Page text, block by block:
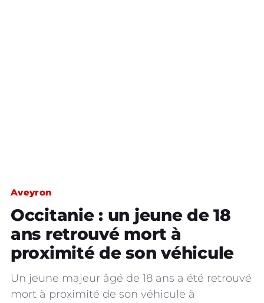
Aveyron
Occitanie : un jeune de 18
ans retrouvé mort à
proximité de son véhicule
Un jeune majeur âgé de 18 ans a été retrouvé
mort à proximité de son véhicule à